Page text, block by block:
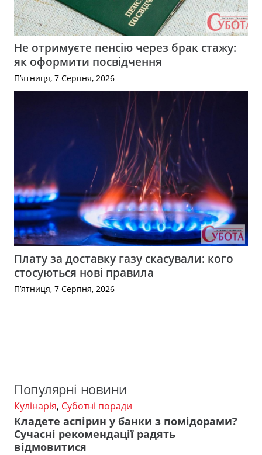
Не отримуєте пенсію через брак стажу:
як оформити посвідчення
П’ятниця, 7 Серпня, 2026
Плату за доставку газу скасували: кого
стосуються нові правила
П’ятниця, 7 Серпня, 2026
Популярні новини
Кулінарія, Суботні поради
Кладете аспірин у банки з помідорами?
Сучасні рекомендації радять
відмовитися